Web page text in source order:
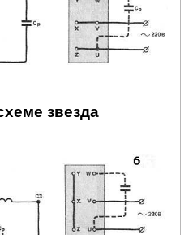
звезда